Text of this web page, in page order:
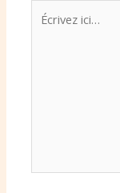
Écrivez
ici…